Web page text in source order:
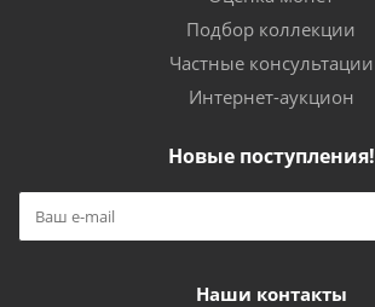
Подбор коллекции
Частные консультации
Интернет-аукцион
Новые поступления!
Наши контакты